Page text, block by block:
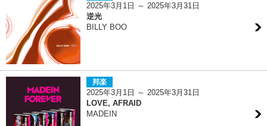
2025年3月1日 ～ 2025年3月31日
逆光
BILLY BOO
邦楽
2025年3月1日 ～ 2025年3月31日
LOVE, AFRAID
MADEIN